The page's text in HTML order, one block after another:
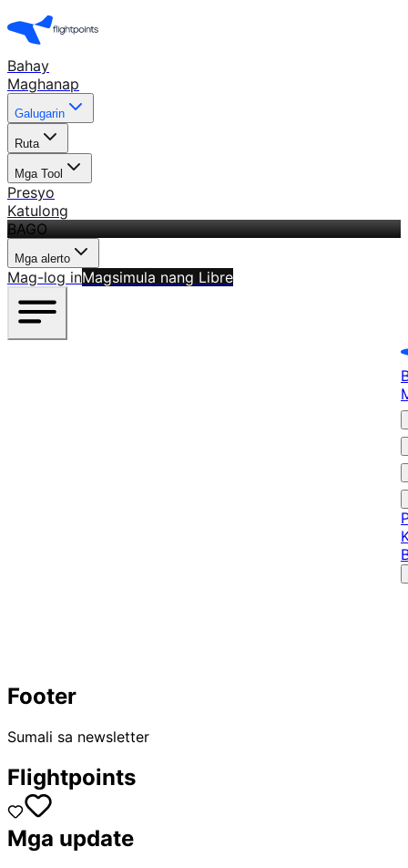
Bahay
Maghanap
Galugarin
Ruta
Mga Tool
Presyo
Katulong
BAGO
Mga alerto
Mag-log inMagsimula nang Libre
Footer
Sumali sa newsletter
Flightpoints
Mga update